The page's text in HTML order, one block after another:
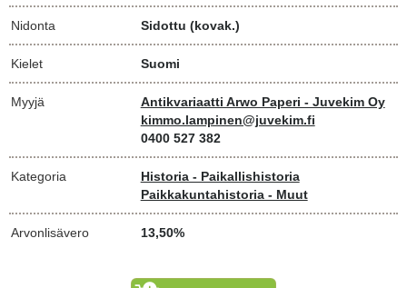
Nidonta Sidottu (kovak.)
Kielet Suomi
Myyjä
Antikvariaatti Arwo Paperi - Juvekim Oy
kimmo.lampinen@juvekim.fi
0400 527 382
Kategoria
Historia - Paikallishistoria
Paikkakuntahistoria - Muut
Arvonlisävero 13,50%